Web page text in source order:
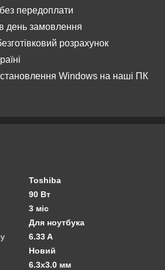
передоплати
день замовлення
розрахунок
Windows на наші ПК
Toshiba
90 Вт
3 міс
Для ноутбука
6.33 A
Новий
6.3x3.0 мм